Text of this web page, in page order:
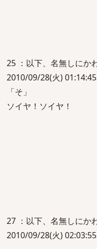
25 ：以下、名無しにか
2010/09/28(火)
「そ」
ソイヤ！ソイヤ！
27 ：以下、名無しにか
2010/09/28(火)